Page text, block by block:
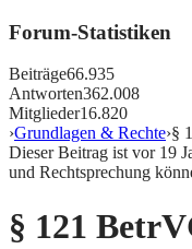
Forum-Statistiken
Beiträge66.935
Antworten362.008
Mitglieder16.820
›Grundlagen & Rechte›§
Dieser Beitrag ist vor 19
und Rechtsprechung
§ 121